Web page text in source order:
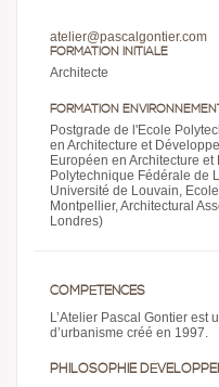
atelier@pascalgontier.com
FORMATION INITIALE
Architecte
FORMATION
Postgrade de l'Ecole
en Architecture et
Européen en Architecture
Polytechnique Fédérale de
Université de Louvain,
Montpellier, Architectural
Londres)
COMPÉTENCES
L’Atelier Pascal Gontier est
d’urbanisme créé en 1997.
PHILOSOPHIE